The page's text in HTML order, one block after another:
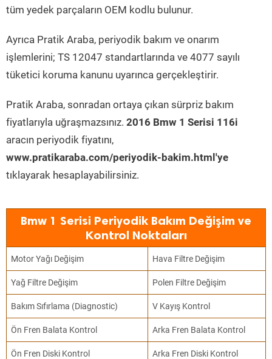
tüm yedek parçaların OEM kodlu bulunur.
Ayrıca Pratik Araba, periyodik bakım ve onarım
işlemlerini; TS 12047 standartlarında ve 4077 sayılı
tüketici koruma kanunu uyarınca gerçekleştirir.
Pratik Araba, sonradan ortaya çıkan sürpriz bakım
fiyatlarıyla uğraşmazsınız. 2016 Bmw 1 Serisi 116i
aracın periyodik fiyatını,
www.pratikaraba.com/periyodik-bakim.html'ye
tıklayarak hesaplayabilirsiniz.
Bmw 1 Serisi Periyodik Bakım Değişim ve
Kontrol Noktaları
Motor Yağı Değişim Hava Filtre Değişim
Yağ Filtre Değişim Polen Filtre Değişim
Bakım Sıfırlama (Diagnostic) V Kayış Kontrol
Ön Fren Balata Kontrol Arka Fren Balata Kontrol
Ön Fren Diski Kontrol Arka Fren Diski Kontrol